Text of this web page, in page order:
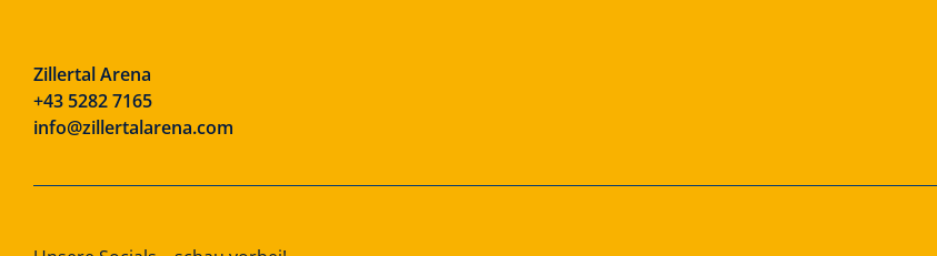
Zillertal Arena
+43 5282 7165
info@zillertalarena.com